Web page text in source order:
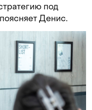
под
Денис.